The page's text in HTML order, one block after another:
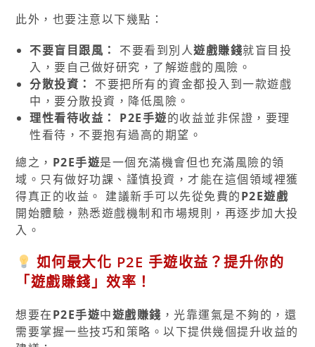
此外，也要注意以下幾點：
不要盲目跟風：
不要看到別人遊戲賺錢就盲目投
入，要自己做好研究，了解遊戲的風險。
分散投資：
不要把所有的資金都投入到一款遊戲
中，要分散投資，降低風險。
理性看待收益：
P2E手遊的收益並非保證，要理
性看待，不要抱有過高的期望。
總之， P2E手遊是一個充滿機會但也充滿風險的領
域。只有做好功課、謹慎投資，才能在這個領域裡獲
得真正的收益。 建議新手可以先從免費的P2E遊戲
開始體驗，熟悉遊戲機制和市場規則，再逐步加大投
入。
如何最大化 P2E 手遊收益？提升你的
「遊戲賺錢」效率！
想要在P2E手遊中遊戲賺錢 ，光靠運氣是不夠的，還
需要掌握一些技巧和策略。以下提供幾個提升收益的